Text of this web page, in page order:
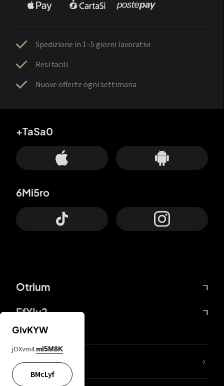
Spedizione in 1–5 giorni lavorativi
Resi facili
Nuove offerte ogni settimana
Otrium
FfYIy2
+TaSa0
6Mi5ro
Lj7sBL
GIvKYW
jOXvm4 mI5M8K
BMcLyf